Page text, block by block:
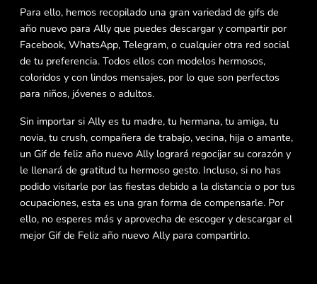
Para ello, hemos recopilado una gran variedad de gifs de
año nuevo para Ally que puedes descargar y compartir por
Facebook, WhatsApp, Telegram, o cualquier otra red social
de tu preferencia. Todos ellos con modelos hermosos,
coloridos y con lindos mensajes, por lo que son perfectos
para niños, jóvenes o adultos.
Sin importar si Ally es tu madre, tu hermana, tu amiga, tu
novia, tu crush, compañera de trabajo, vecina, hija o amante,
un Gif de feliz año nuevo Ally logrará regocijar su corazón y
le llenará de gratitud tu hermoso gesto. Incluso, si no has
podido visitarle por las fiestas debido a la distancia o por tus
ocupaciones, esta es una gran forma de compensarle. Por
ello, no esperes más y aprovecha de escoger y descargar el
mejor Gif de Feliz año nuevo Ally para compartirlo.